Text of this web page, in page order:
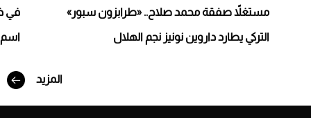
مستغلاً صفقة محمد صلاح.. «طرابزون سبور»
التركي يطارد داروين نونيز نجم الهلال
في
اسم
المزيد